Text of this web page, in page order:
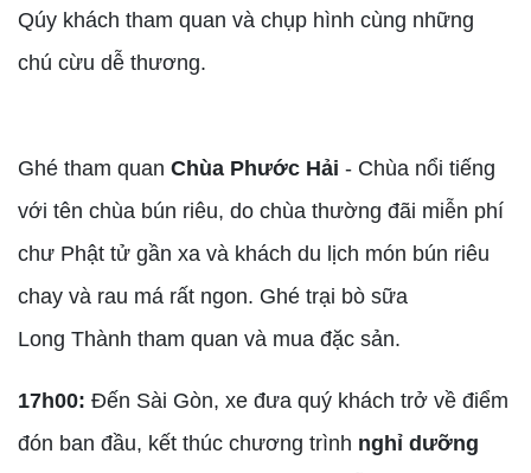
Qúy khách tham quan và chụp hình cùng những
chú cừu dễ thương.
Ghé tham quan Chùa Phước Hải - Chùa nổi tiếng
với tên chùa bún riêu, do chùa thường đãi miễn phí
chư Phật tử gần xa và khách du lịch món bún riêu
chay và rau má rất ngon. Ghé trại bò sữa
Long Thành tham quan và mua đặc sản.
17h00: Đến Sài Gòn, xe đưa quý khách trở về điểm
đón ban đầu, kết thúc chương trình nghỉ dưỡng